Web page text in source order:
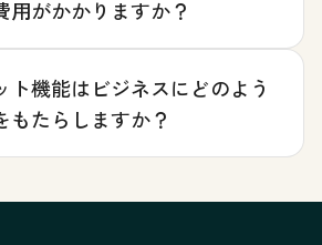
用がかかりますか？
ト機能はビジネスにどのよう
もたらしますか？